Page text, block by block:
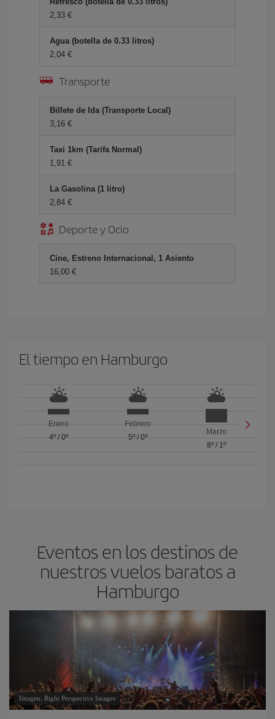
2,33
Agua (botella de 0.33 litros)
2,04
Transporte
Billete de Ida (Transporte Local)
3,16
Taxi 1km (Tarifa Normal)
1,91
La Gasolina (1 litro)
2,84
Deporte y Ocio
Cine, Estreno Internacional, 1 Asiento
16,00
El tiempo en Hamburgo
Enero
4º/ 0º
Febrero
5º/ 0º
Marzo
8º / 1º
Eventos en los destinos de
nuestros vuelos baratos a
Hamburgo
Imagen: Right Perspective Images